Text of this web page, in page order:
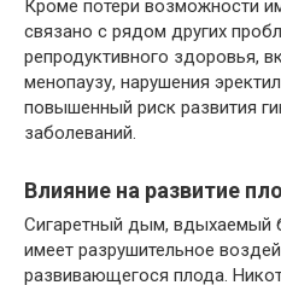
Кроме потери возможности
связано с рядом других
репродуктивного здоровья,
менопаузу, нарушения
повышенный риск развития
заболеваний.
Влияние на развитие
Сигаретный дым, вдыхаемый
имеет разрушительное
развивающегося плода.